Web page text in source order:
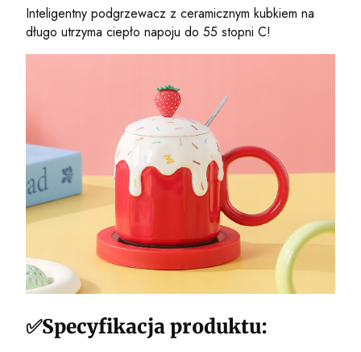
Inteligentny podgrzewacz z ceramicznym kubkiem na
długo utrzyma ciepło napoju do 55 stopni C!
✅Specyfikacja produktu: